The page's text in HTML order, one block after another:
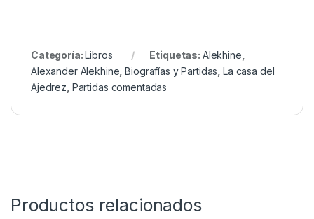
Categoría:Libros Etiquetas: Alekhine
Alexander Alekhine ,Biografías y Partidas ,La casa del
Ajedrez Partidas comentadas
Productos relacionados